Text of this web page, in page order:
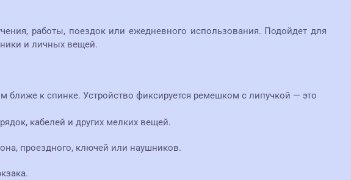
работы, поездок или ежедневного использования. Подойдет для
и личных вещей.
ближе к спинке. Устройство фиксируется ремешком с липучкой — это
кабелей и других мелких вещей.
проездного, ключей или наушников.